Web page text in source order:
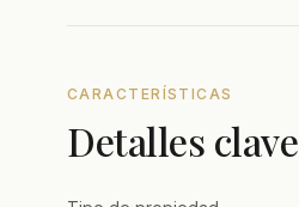
CARACTERÍSTICAS
Detalles clave